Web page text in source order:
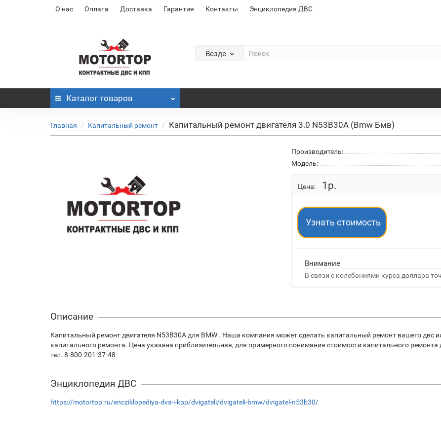
О нас Оплата Доставка Гарантия Контакты Энциклопедия ДВС
Везде
Каталог товаров
Главная Капитальный ремонт Капитальный ремонт двигателя 3.0 N53B30A (Bmw Бмв)
Производитель:
Модель:
Цена: 1р.
Узнать стоимость
Внимание
В связи с колебаниями курса доллара
Описание
Капитальный ремонт двигателя N53B30A для BMW . Наша компания может сделать капитальный ремонт вашего двс
капитального ремонта. Цена указана приблизительная, для примерного понимания стоимости капитального
тел. 8-800-201-37-48
Энциклопедия ДВС
https://motortop.ru/encziklopediya-dvs-i-kpp/dvigateli/dvigateli-bmw/dvigatel-n53b30/